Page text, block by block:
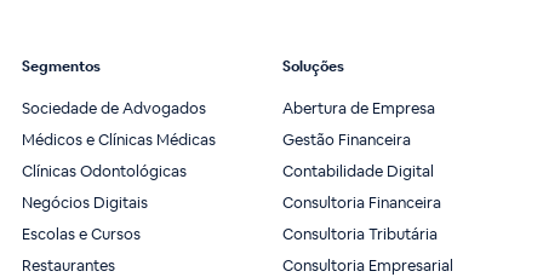
Segmentos
Sociedade de Advogados
Médicos e Clínicas Médicas
Clínicas Odontológicas
Negócios Digitais
Escolas e Cursos
Restaurantes
Soluções
Abertura de Empresa
Gestão Financeira
Contabilidade Digital
Consultoria Financeira
Consultoria Tributária
Consultoria Empresarial